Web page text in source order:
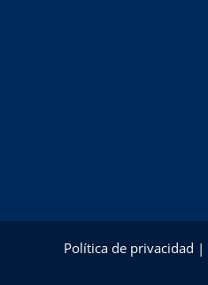
Política de privacidad |